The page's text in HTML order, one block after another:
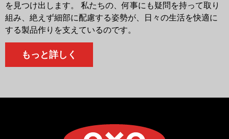
を見つけ出します。 私たちの、何事にも疑問を持って取り
組み、絶えず細部に配慮する姿勢が、日々の生活を快適に
する製品作りを支えているのです。
もっと詳しく